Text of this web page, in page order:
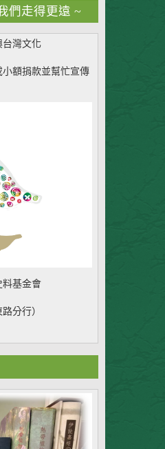
們走得更遠 ~
台灣文化
額捐款並幫忙宣傳
料基金會
分行）